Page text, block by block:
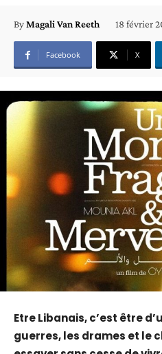
ByMagali Van Reeth 18 février
Facebook X
Etre Libanais, c’est être
guerres, les drames et le